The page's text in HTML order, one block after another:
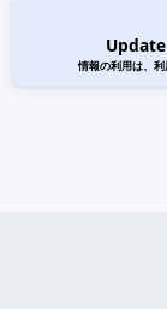
情報の利用は、利